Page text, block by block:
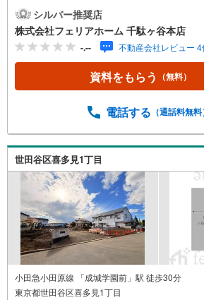
建築可能です◎フェリアホーム千駄
築戸建・中古戸建・中古マンショ
扱っております。ご購入をご検討
討のお手伝いが可能です!!■インタ
が可能です（1）［室内・現地を
（2）本日～4日以内をご希望の方
お問い合わせがスムーズです。【
もらえる「Yahoo！不動産 物件ご
象になります。「資料をもらう」
ンからお問い合わせください。※必
ログインしてください。※PayPay
できません。”
シルバー推奨店
株式会社フェリアホーム 千駄ヶ谷本店
-.-- 不動産会社レビュー 4
資料をもらう （無料）
電話する （通話料無料
世田谷区喜多見1丁目
小田急小田原線 「成城学園前」駅 徒歩30分
東京都世田谷区喜多見1丁目